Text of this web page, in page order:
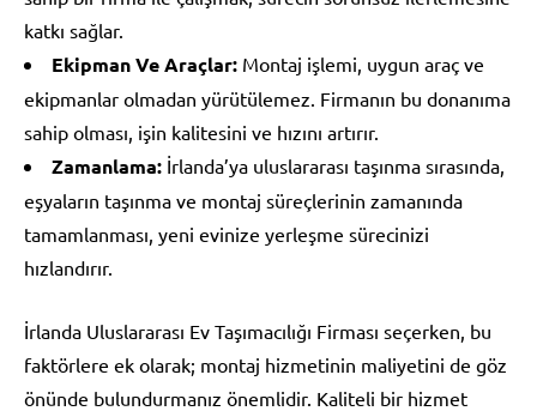
katkı sağlar.
Ekipman Ve Araçlar: Montaj işlemi, uygun araç ve
ekipmanlar olmadan yürütülemez. Firmanın bu donanıma
sahip olması, işin kalitesini ve hızını artırır.
Zamanlama: İrlanda’ya uluslararası taşınma sırasında,
eşyaların taşınma ve montaj süreçlerinin zamanında
tamamlanması, yeni evinize yerleşme sürecinizi
hızlandırır.
İrlanda Uluslararası Ev Taşımacılığı Firması seçerken, bu
faktörlere ek olarak; montaj hizmetinin maliyetini de göz
önünde bulundurmanız önemlidir. Kaliteli bir hizmet